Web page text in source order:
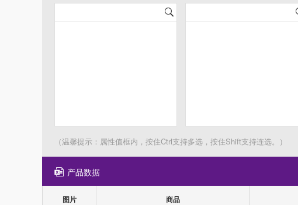
（温馨提示：属性值框内，按住Ctrl支持多选，按住Shift支持连选。）
产品数据
图片 商品